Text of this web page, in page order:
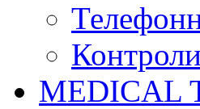
MEDICAL